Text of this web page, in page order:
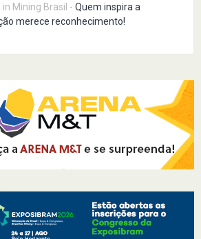
Mining Brasil - Quem inspira a
merece reconhecimento!